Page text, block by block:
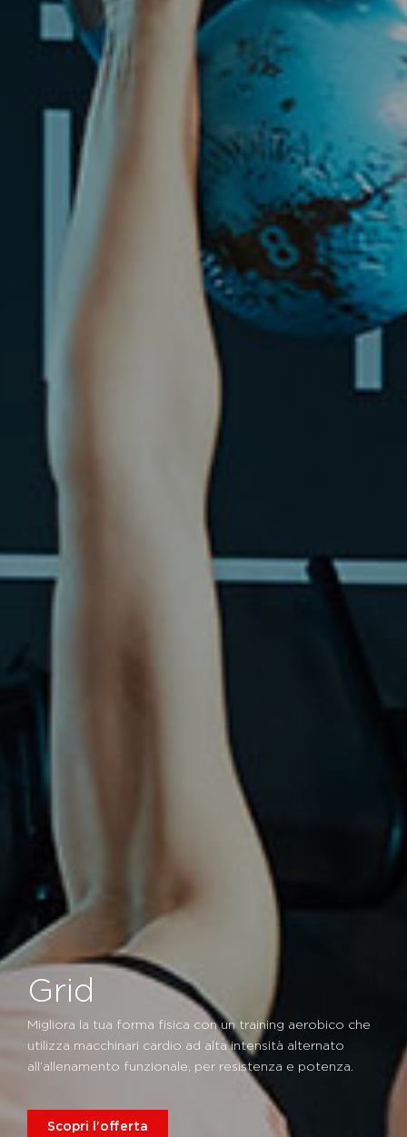
Grid
Migliora la tua forma fisica con un training aerobico che
utilizza macchinari cardio ad alta intensità alternato
all’allenamento funzionale, per resistenza e potenza.
Scopri l'offerta